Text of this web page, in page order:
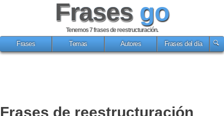
Frases go
Tenemos 7frases de reestructuración.
Frases
Temas Autores Frases del día
Frases de reestructuración